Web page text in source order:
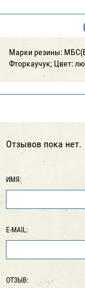
Марки резины:
Фторкаучук; Цвет:
Отзывов пока нет.
ИМЯ:
E-MAIL:
ОТЗЫВ: